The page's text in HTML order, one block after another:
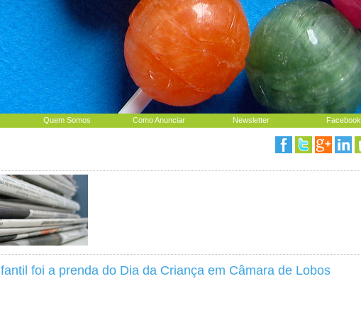
Quem Somos Como Anunciar Newsletter Facebook
foi a prenda do Dia da Criança em Câmara de Lobos